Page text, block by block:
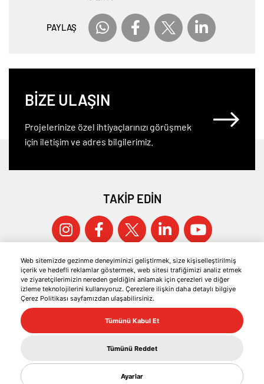
Web sitemizde gezinme deneyiminizi geliştirmek, size kişiselleştirilmiş
içerik ve hedefli reklamlar göstermek, web sitesi trafiğimizi analiz etmek
ve ziyaretçilerimizin nereden geldiğini anlamak için çerezleri ve diğer
izleme teknolojilerini kullanıyoruz. Çerezlere ilişkin daha detaylı bilgiye
Çerez Politikası sayfamızdan ulaşabilirsiniz.
Tümünü Kabul Et
Tümünü Reddet
Ayarlar
PAYLAŞ
BİZE ULAŞIN
Projelerinize özel ihtiyaçlarınızı görüşmek
için iletişim ve adres bilgilerimiz.
TAKİP EDİN
© 2026 KOCAER ÇELİK TÜM HAKLARI SAKLIDIR.
ÇEREZ POLİTİKASI
BİLGİ TOPLUMU HİZMETLERİ
KVKK